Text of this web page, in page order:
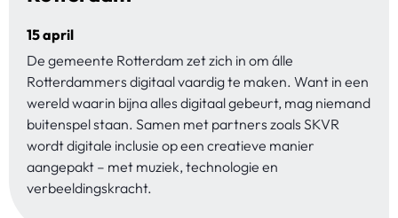
15 april
De gemeente Rotterdam zet zich in om álle
Rotterdammers digitaal vaardig te maken. Want in een
wereld waarin bijna alles digitaal gebeurt, mag niemand
buitenspel staan. Samen met partners zoals SKVR
wordt digitale inclusie op een creatieve manier
aangepakt – met muziek, technologie en
verbeeldingskracht.